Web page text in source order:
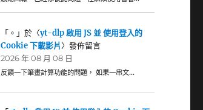
「 。 」於〈yt-dlp 啟用 JS 並 使用登入的
Cookie 下載影片〉發佈留言
2026 年 08 月 08 日
反饋一下筆畫計算功能的問題， 如果一串文…